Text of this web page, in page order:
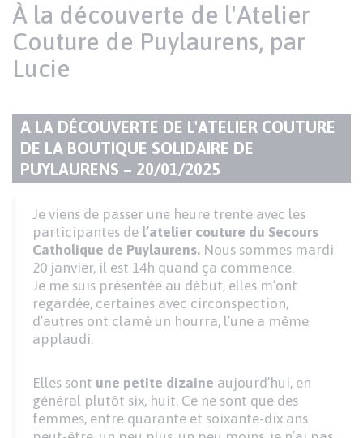
À la découverte de l'Atelier
Couture de Puylaurens, par
Lucie
Paragraphes
de
contenu
TITRE
DU
A LA DÉCOUVERTE DE L'ATELIER COUTURE
DE LA BOUTIQUE SOLIDAIRE DE
PUYLAURENS – 20/01/2025
Je viens de passer une heure trente avec les
participantes de l’atelier couture du Secours
Catholique de Puylaurens. Nous sommes mardi
20 janvier, il est 14h quand ça commence.
Je me suis présentée au début, elles m’ont
regardée, certaines avec circonspection,
d’autres ont clamé un hourra, l’une a même
applaudi.
Elles sont une petite dizaine aujourd’hui, en
général plutôt six, huit. Ce ne sont que des
femmes, entre quarante et soixante-dix ans